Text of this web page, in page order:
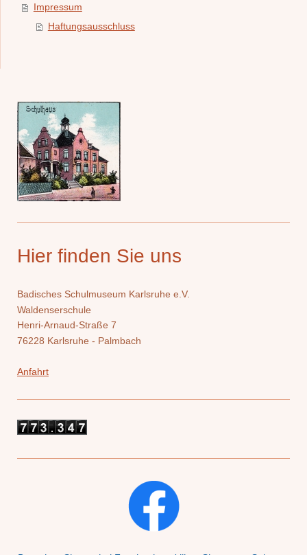
Impressum
Haftungsausschluss
Hier finden Sie uns
Badisches Schulmuseum Karlsruhe e.V.
Waldenserschule
Henri-Arnaud-Straße 7
76228 Karlsruhe - Palmbach
Anfahrt